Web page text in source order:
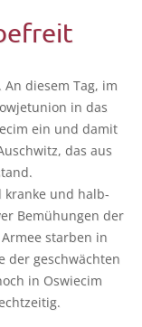
die­sem Tag, im
in das
ein und damit
das aus
kran­ke und halb­
Bemü­hun­gen der
star­ben in
der geschwäch­ten
in Oswie­cim